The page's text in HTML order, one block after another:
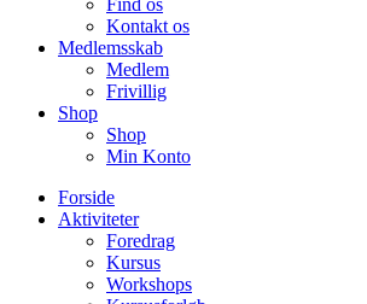
Find os
Kontakt os
Medlemsskab
Medlem
Frivillig
Shop
Shop
Min Konto
Forside
Aktiviteter
Foredrag
Kursus
Workshops